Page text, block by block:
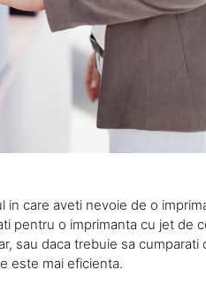
in care aveti nevoie de o
pentru o imprimanta cu jet de
sau daca trebuie sa
este mai eficienta.